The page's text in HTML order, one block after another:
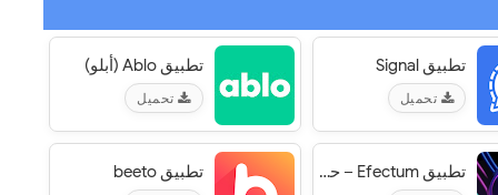
تطبيق Signal
تحميل
تطبيق Ablo (أبلو)
تحميل
تطبيق Efectum – حركة بطيئة وسريعة، مؤثر فيديو عكسي تطبيق beeto‏